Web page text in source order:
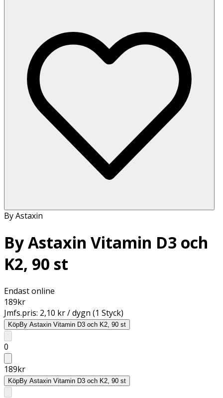
By Astaxin
By Astaxin Vitamin D3 och
K2, 90 st
Endast online
189kr
Jmfs.pris: 2,10 kr / dygn (1 Styck)
KöpBy Astaxin Vitamin D3 och K2, 90 st
0
189kr
KöpBy Astaxin Vitamin D3 och K2, 90 st